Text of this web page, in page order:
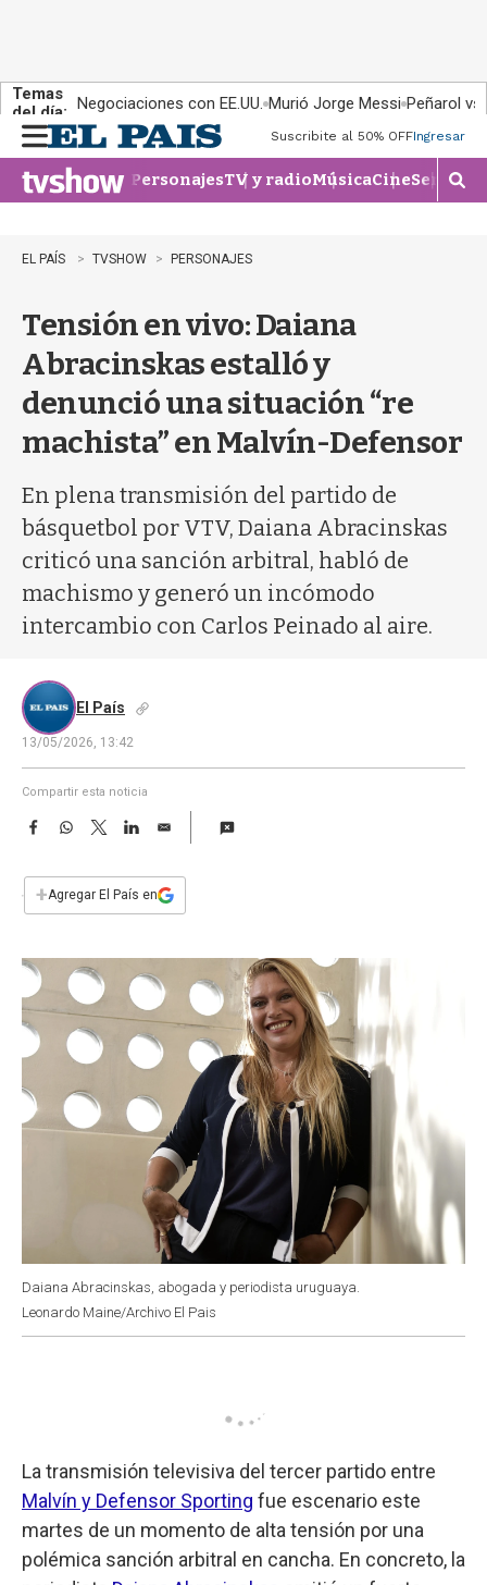
Temas
del día: Negociaciones con EE.UU. Murió Jorge Messi Peñarol
n
u
Suscribite al 50% OFFIngresar
PersonajesTV y radioMúsicaCineSeries
M
o
e
EL PAÍS TVSHOW PERSONAJES
Tensión en vivo: Daiana
Abracinskas estalló y
denunció una situación “re
machista” en Malvín-Defensor
En plena transmisión del partido de
básquetbol por VTV, Daiana Abracinskas
criticó una sanción arbitral, habló de
machismo y generó un incómodo
intercambio con Carlos Peinado al aire.
El País
13/05/2026, 13:42
Compartir esta noticia
F
e
b
k
W
s
p
T
w
t
L
n
E
i
l
+Agregar El País en
Daiana Abracinskas, abogada y periodista uruguaya.
Leonardo Maine/Archivo El Pais
La transmisión televisiva del tercer partido entre
Malvín y Defensor Sporting fue escenario este
martes de un momento de alta tensión por una
polémica sanción arbitral en cancha. En concreto, la